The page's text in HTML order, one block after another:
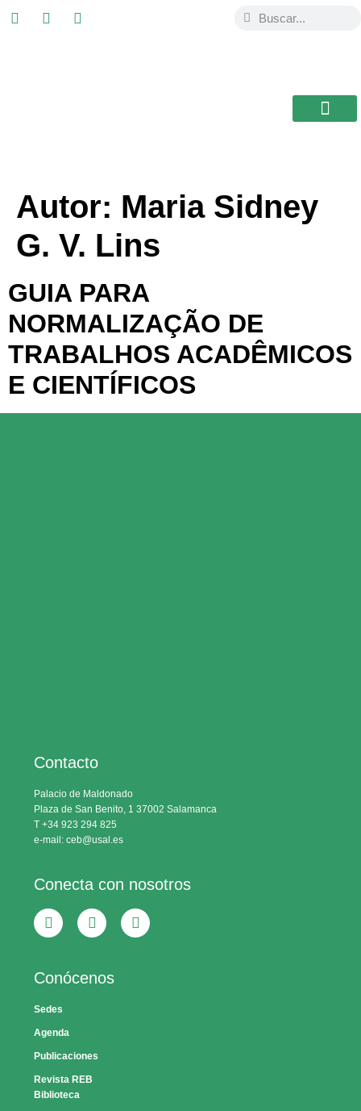
Autor: Maria Sidney
G. V. Lins
GUIA PARA
NORMALIZAÇÃO DE
TRABALHOS ACADÊMICOS
E CIENTÍFICOS
Contacto
Palacio de Maldonado
Plaza de San Benito, 1 37002 Salamanca
T +34 923 294 825
e-mail: ceb@usal.es
Conecta con nosotros
Conócenos
Sedes
Agenda
Publicaciones
Revista REB
Biblioteca